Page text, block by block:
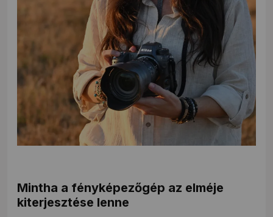
Mintha a fényképezőgép az elméje
kiterjesztése lenne